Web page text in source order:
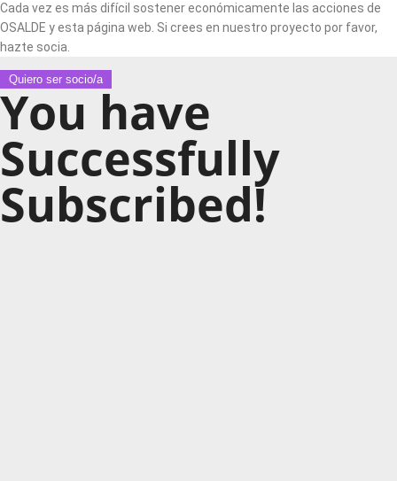
Cada vez es más difícil sostener económicamente las acciones de
OSALDE y esta página web. Si crees en nuestro proyecto por favor,
hazte socia.
Quiero ser socio/a
You have
Successfully
Subscribed!